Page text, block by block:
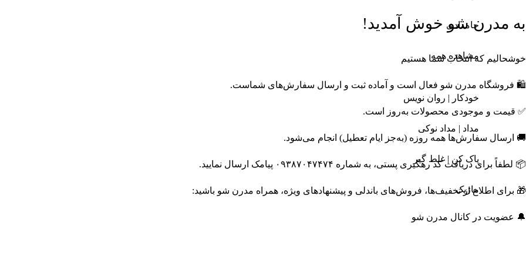
جامدادی
مشاهده همه
خودکار | روان نویس
مداد | مداد نوکی
پاک کن | غلط گیر
ماژیک
به مدرن شو خوش آمدید!
خوشحالیم که انتخاب شما هستیم
🛍️ فروشگاه مدرن شو فعال است و آماده ثبت و ارسال سفارش‌های شماست.
✅ قیمت و موجودی محصولات به‌روز است.
🚚 ارسال سفارش‌ها همه روزه (به‌جز ایام تعطیل) انجام می‌شود.
📦 لطفاً برای دریافت کد رهگیری پستی، به شماره ۰۹۳۸۷۰۴۷۴۷۴ پیامک ارسال نمایید.
🎁 برای اطلاع از تخفیف‌ها، فروش‌های باندلی و پیشنهادهای ویژه، همراه مدرن شو باشید:
🔔 عضویت در کانال مدرن شو